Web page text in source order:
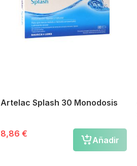
Artelac Splash 30 Monodosis
8,86 €
Añadir